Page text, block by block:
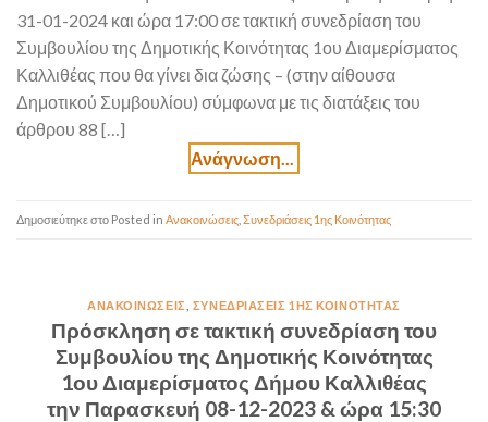
31-01-2024 και ώρα 17:00 σε τακτική συνεδρίαση του
Συμβουλίου της Δημοτικής Κοινότητας 1ου Διαμερίσματος
Καλλιθέας που θα γίνει δια ζώσης – (στην αίθουσα
Δημοτικού Συμβουλίου) σύμφωνα με τις διατάξεις του
άρθρου 88 […]
Posted in Ανακοινώσεις Συνεδριάσεις 1ης Κοινότητας
ΑΝΑΚΟΙΝΏΣΕΙΣ ΣΥΝΕΔΡΙΆΣΕΙΣ 1ΗΣ ΚΟΙΝΌΤΗΤΑΣ
Πρόσκληση σε τακτική συνεδρίαση του
Συμβουλίου της Δημοτικής Κοινότητας
1ου Διαμερίσματος Δήμου Καλλιθέας
την Παρασκευή 08-12-2023 & ώρα 15:30